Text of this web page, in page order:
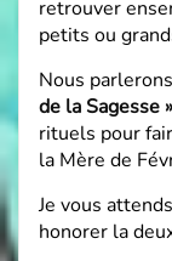
retrouver
petits ou
Nous
de la Sagesse »
rituels pour
la Mère de
Je vous
honorer la